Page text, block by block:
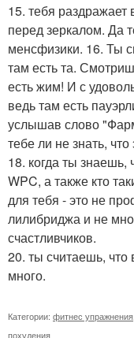
15. тебя раздражает
перед зеркалом. Да
менсфизики. 16. Ты
там есть та.
есть жим! И с
ведь там есть
услышав слово
тебе ли не знать,
18. когда ты
WPC, а также кто
для тебя - это не
лилибриджа и не
счастливчиков.
20. ты считаешь, что
много.
Категории: фитнес упражнения
похудения